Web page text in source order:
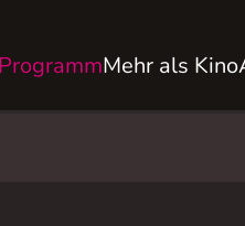
ProgrammMehr als Kino